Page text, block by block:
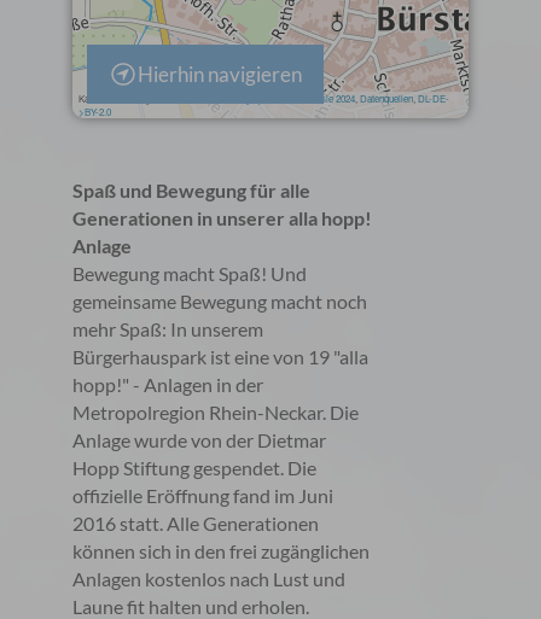
Hierhin navigieren
Spaß und Bewegung für alle
Generationen in unserer alla hopp!
Anlage
Bewegung macht Spaß! Und
gemeinsame Bewegung macht noch
mehr Spaß: In unserem
Bürgerhauspark ist eine von 19 "alla
hopp!" - Anlagen in der
Metropolregion Rhein-Neckar. Die
Anlage wurde von der Dietmar
Hopp Stiftung gespendet. Die
offizielle Eröffnung fand im Juni
2016 statt. Alle Generationen
können sich in den frei zugänglichen
Anlagen kostenlos nach Lust und
Laune fit halten und erholen.